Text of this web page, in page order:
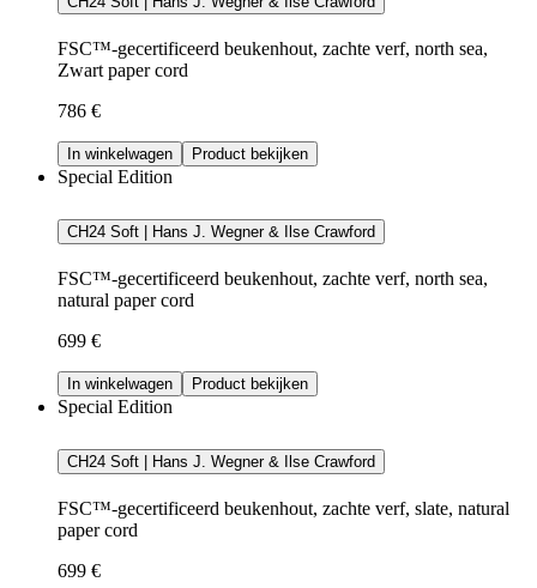
FSC™-gecertificeerd beukenhout, zachte verf, north sea,
Zwart paper cord
786 €
In winkelwagen Product bekijken
Special Edition
CH24 Soft | Hans J. Wegner & Ilse Crawford
FSC™-gecertificeerd beukenhout, zachte verf, north sea,
natural paper cord
699 €
In winkelwagen Product bekijken
Special Edition
CH24 Soft | Hans J. Wegner & Ilse Crawford
FSC™-gecertificeerd beukenhout, zachte verf, slate, natural
paper cord
699 €